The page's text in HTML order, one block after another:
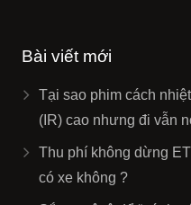
Bài viết mới
Tại sao phim cách
(IR) cao nhưng đi vẫn
Thu phí không dừng
có xe không ?